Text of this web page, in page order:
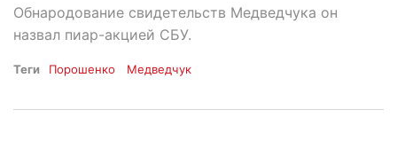
Обнародование свидетельств Медведчука он
назвал пиар-акцией СБУ.
Теги Порошенко Медведчук